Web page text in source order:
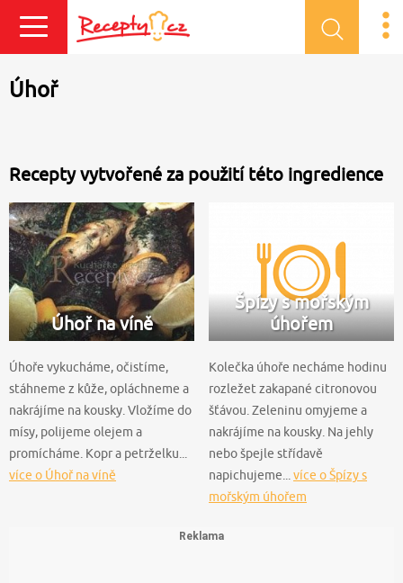
Přihlásit se
Úhoř
Recepty vytvořené za použití této ingredience
Úhoř na víně
Úhoře vykucháme, očistíme,
stáhneme z kůže, opláchneme a
nakrájíme na kousky. Vložíme do
mísy, polijeme olejem a
promícháme. Kopr a petrželku...
více o Úhoř na víně
Špízy s mořským
úhořem
Kolečka úhoře necháme hodinu
rozležet zakapané citronovou
šťávou. Zeleninu omyjeme a
nakrájíme na kousky. Na jehly
nebo špejle střídavě
napichujeme...více o Špízy s
mořským úhořem